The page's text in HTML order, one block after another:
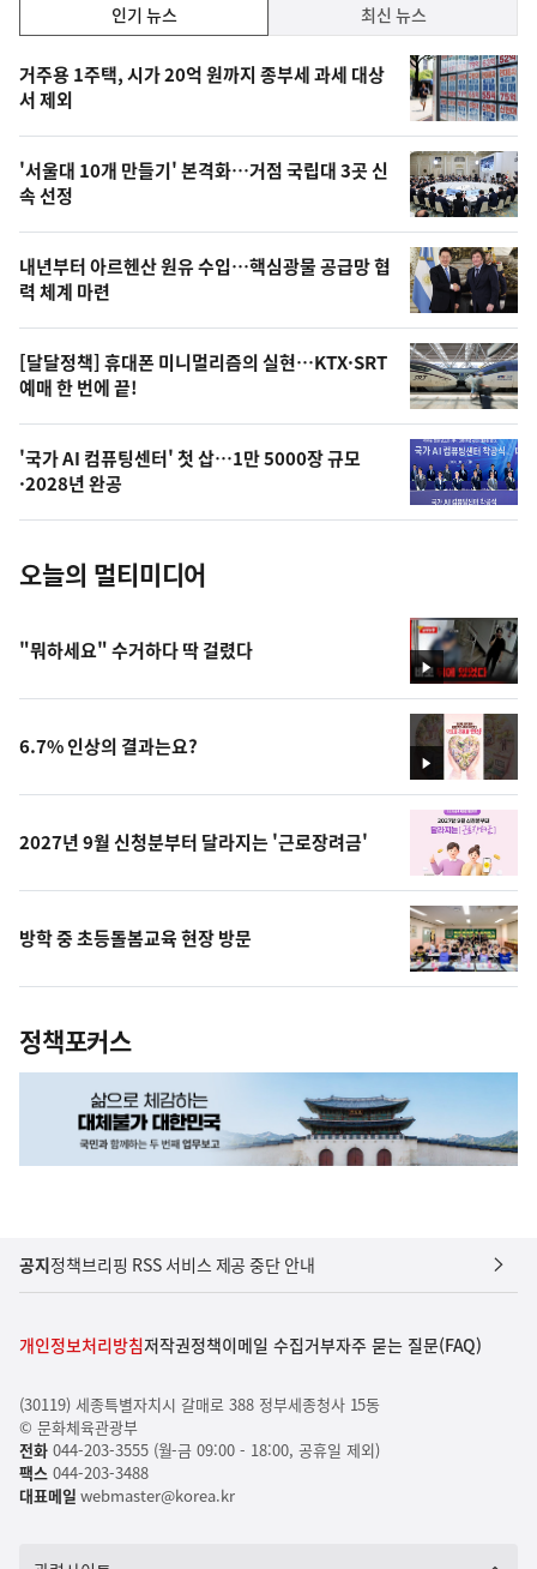
기,
최
신,
오
늘
의
영
상
오
늘
의
사
진
인기 뉴스 최신 뉴스
기
뉴
스
거주용 1주택, 시가 20억 원까지 종부세 과세 대상
서 제외
'서울대 10개 만들기' 본격화…거점 국립대 3곳 신
속 선정
내년부터 아르헨산 원유 수입…핵심광물 공급망 협
력 체계 마련
[달달정책] 휴대폰 미니멀리즘의 실현…KTX·SRT
예매 한 번에 끝!
'국가 AI 컴퓨팅센터' 첫 삽…1만 5000장 규모
·2028년 완공
오늘의 멀티미디어
영
상
"뭐하세요" 수거하다 딱 걸렸다
영
상
6.7% 인상의 결과는요?
2027년 9월 신청분부터 달라지는 '근로장려금'
방학 중 초등돌봄교육 현장 방문
정책포커스
공지정책브리핑 RSS 서비스 제공 중단 안내
개인정보처리방침저작권정책이메일 수집거부자주 묻는 질문(FAQ)
(30119) 세종특별자치시 갈매로 388 정부세종청사 15동
© 문화체육관광부
전화044-203-3555 (월-금 09:00 - 18:00, 공휴일 제외)
팩스044-203-3488
대표메일 webmaster@korea.kr